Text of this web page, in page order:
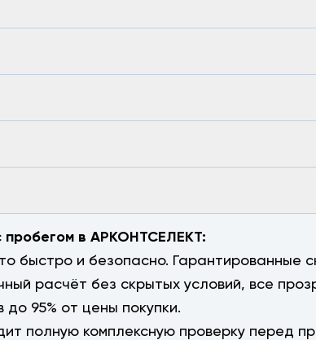
пробегом в АРКОНТСЕЛЕКТ:
быстро и безопасно. Гарантированные
расчёт без скрытых условий, все
95% от цены покупки.
полную комплексную проверку перед